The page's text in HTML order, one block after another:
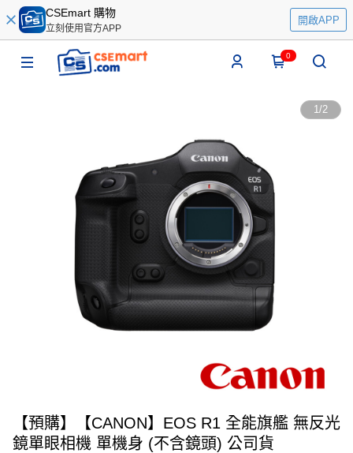
CSEmart 購物
立刻使用官方APP
開啟APP
0
1/2
【預購】【CANON】EOS R1 全能旗艦 無反光
鏡單眼相機 單機身 (不含鏡頭) 公司貨